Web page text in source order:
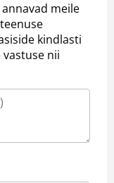
meile
kindlasti
nii